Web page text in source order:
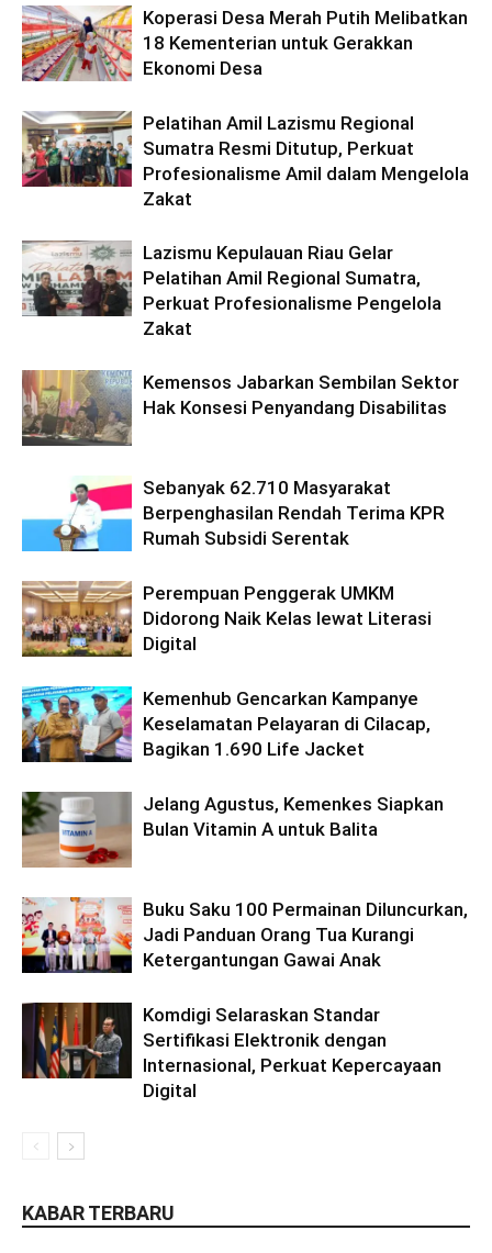
Koperasi Desa Merah Putih Melibatkan
18 Kementerian untuk Gerakkan
Ekonomi Desa
Pelatihan Amil Lazismu Regional
Sumatra Resmi Ditutup, Perkuat
Profesionalisme Amil dalam Mengelola
Zakat
Lazismu Kepulauan Riau Gelar
Pelatihan Amil Regional Sumatra,
Perkuat Profesionalisme Pengelola
Zakat
Kemensos Jabarkan Sembilan Sektor
Hak Konsesi Penyandang Disabilitas
Sebanyak 62.710 Masyarakat
Berpenghasilan Rendah Terima KPR
Rumah Subsidi Serentak
Perempuan Penggerak UMKM
Didorong Naik Kelas lewat Literasi
Digital
Kemenhub Gencarkan Kampanye
Keselamatan Pelayaran di Cilacap,
Bagikan 1.690 Life Jacket
Jelang Agustus, Kemenkes Siapkan
Bulan Vitamin A untuk Balita
Buku Saku 100 Permainan Diluncurkan,
Jadi Panduan Orang Tua Kurangi
Ketergantungan Gawai Anak
Komdigi Selaraskan Standar
Sertifikasi Elektronik dengan
Internasional, Perkuat Kepercayaan
Digital
KABAR TERBARU